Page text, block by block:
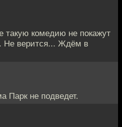
такую комедию не покажут
Не верится... Ждём в
Парк не подведет.